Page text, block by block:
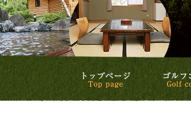
トップページ